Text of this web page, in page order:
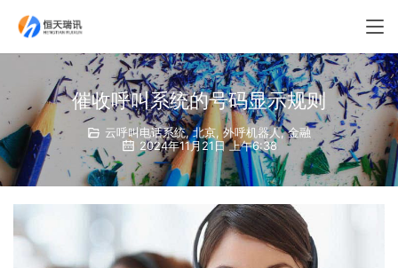
催收呼叫系统的号码显示规则
云呼叫电话系统,北京,外呼机器人,金融
2024年11月21日 上午6:38